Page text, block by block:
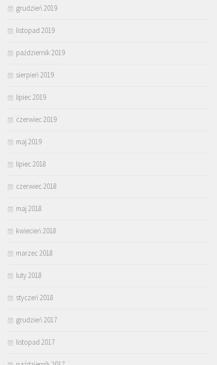
grudzień 2019
listopad 2019
październik 2019
sierpień 2019
lipiec 2019
czerwiec 2019
maj 2019
lipiec 2018
czerwiec 2018
maj 2018
kwiecień 2018
marzec 2018
luty 2018
styczeń 2018
grudzień 2017
listopad 2017